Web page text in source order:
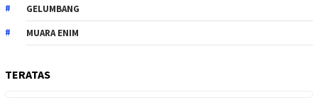
GELUMBANG
MUARA ENIM
TERATAS